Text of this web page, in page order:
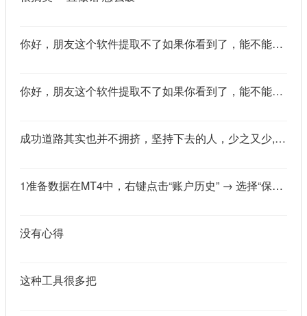
你好，朋友这个软件提取不了如果你看到了，能不能把这个纯净版的发我邮箱里不
你好，朋友这个软件提取不了如果你看到了，能不能把这个纯净版的发我邮箱里不
成功道路其实也并不拥挤，坚持下去的人，少之又少,说的真好
1准备数据在MT4中，右键点击“账户历史” → 选择“保存为详细户口结单” → 保存为一个HTML文件。用Excel打开这个HTML文件，或者打开它并复制全部内容，粘贴到一个空白Excel工作表中。2使用你的.xlsm文件打开你已经保存好的“MT4报表合并神器.xlsm”文件。将上一步中未处理的两行数据，复制并粘贴到这个.xlsm文件的第一个工作表中。3运行宏在Excel中，按快捷键 Alt + F8 打开“宏”对话框。选择名为 MergeMT4Statement_Ultimate 的宏，然后点击“执行”或“运行”。4完成宏运行后，你会发现原本错位成两行的数据，已经自动合并成一行了。
没有心得
这种工具很多把